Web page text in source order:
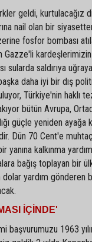
geldi, kurtulacağız
nail olan bir
fosfor bombası
Gazze'li
sularda saldırıya
daha iyi bir dış
Türkiye'nin haklı
bütün Avrupa,
güçle yeniden ayağa
Dün 70 Cent'e
yanına kalkınma
bağış toplayan bir
yardım gönderen
İÇİNDE'
başvurumuzu 1963